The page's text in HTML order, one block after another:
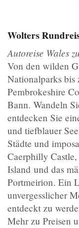
Wolters
Autoreise Wales
Von den wilden
Nationalparks bis
Pembrokeshire
Bann. Wandeln
entdecken Sie
und tiefblauer
Städte und
Caerphilly
Island und das
Portmeirion. Ein
unvergesslicher
entdeckt zu
Mehr zu Preisen